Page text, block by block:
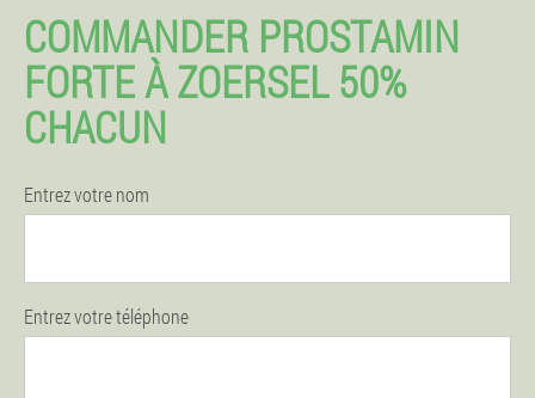
COMMANDER PROSTAMIN
FORTE À ZOERSEL 50%
CHACUN
Entrez votre nom
Entrez votre téléphone